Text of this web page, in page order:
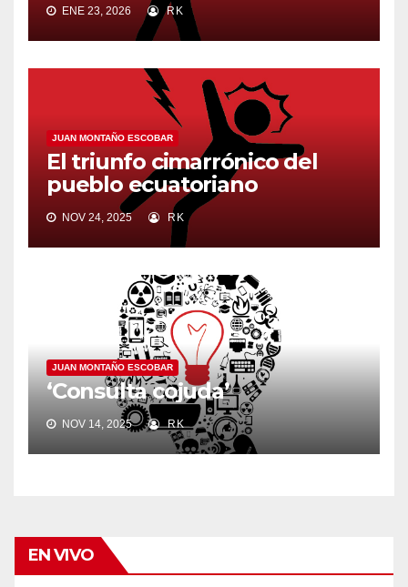
ENE 23, 2026 RK
JUAN MONTAÑO ESCOBAR
El triunfo cimarrónico del
pueblo ecuatoriano
NOV 24, 2025 RK
JUAN MONTAÑO ESCOBAR
‘Consulta cojuda’
NOV 14, 2025 RK
EN VIVO